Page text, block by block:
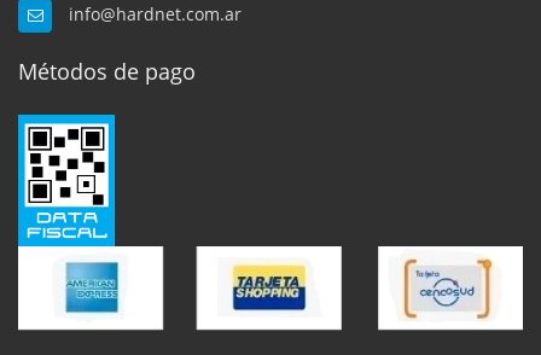
info@hardnet.com.ar
Métodos de pago